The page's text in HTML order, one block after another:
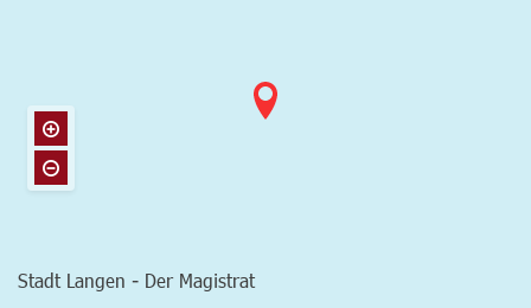
Stadt Langen - Der Magistrat